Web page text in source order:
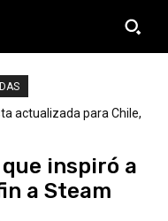
actualizada para Chile,
que inspiró a
a Steam